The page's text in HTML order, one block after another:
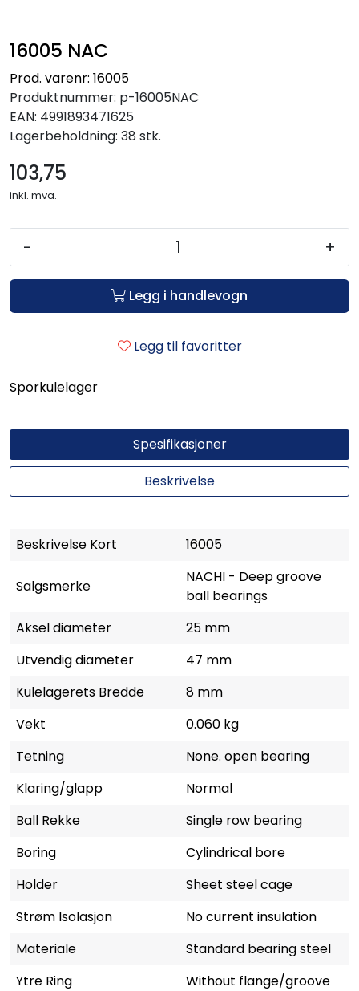
16005 NAC
Prod. varenr: 16005
Produktnummer: p-16005NAC
EAN: 4991893471625
Lagerbeholdning: 38 stk.
103,75
inkl. mva.
- +
Legg i handlevogn
Legg til favoritter
Sporkulelager
Spesifikasjoner
Beskrivelse
Beskrivelse Kort 16005
Salgsmerke
NACHI - Deep groove
ball bearings
Aksel diameter
25 mm
Utvendig diameter
47 mm
Kulelagerets Bredde
8 mm
Vekt
0.060 kg
Tetning
None. open bearing
Klaring/glapp
Normal
Ball Rekke
Single row bearing
Boring
Cylindrical bore
Holder
Sheet steel cage
Strøm Isolasjon
No current insulation
Materiale
Standard bearing steel
Ytre Ring
Without flange/groove